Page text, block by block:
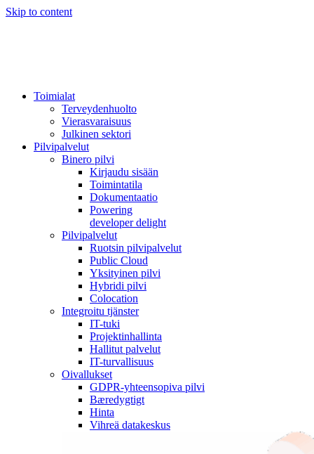
Skip to content
Toimialat
Terveydenhuolto
Vierasvaraisuus
Julkinen sektori
Pilvipalvelut
Binero pilvi
Kirjaudu sisään
Toimintatila
Dokumentaatio
Powering
developer delight
Pilvipalvelut
Ruotsin pilvipalvelut
Public Cloud
Yksityinen pilvi
Hybridi pilvi
Colocation
Integroitu tjänster
IT-tuki
Projektinhallinta
Hallitut palvelut
IT-turvallisuus
Oivallukset
GDPR-yhteensopiva pilvi
Bæredygtigt
Hinta
Vihreä datakeskus